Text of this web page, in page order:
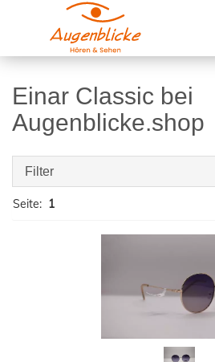
Einar Classic bei
Augenblicke.shop
Filter
Seite: 1